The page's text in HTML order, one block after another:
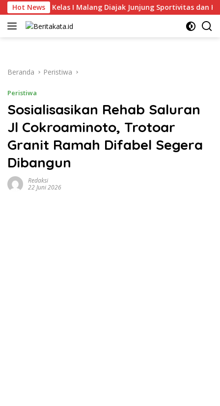
Langsung
ke
konten
Hot News
Lapas Kelas I Malang Diajak Junjung Sportivitas dan
Beranda Peristiwa
Peristiwa
Sosialisasikan Rehab Saluran
Jl Cokroaminoto, Trotoar
Granit Ramah Difabel Segera
Dibangun
Redaksi
22 Juni 2026